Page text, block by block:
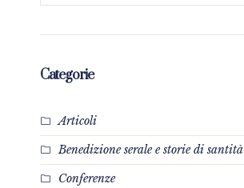
Categorie
Articoli
Benedizione serale e storie di santità
Conferenze